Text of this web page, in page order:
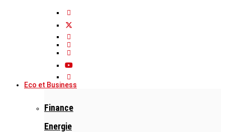
Eco et Business
Finance
Energie